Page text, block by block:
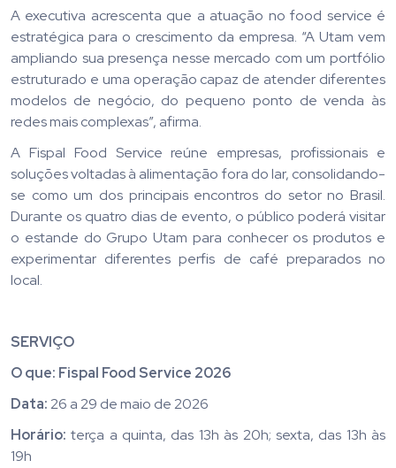
A executiva acrescenta que a atuação no food service é
estratégica para o crescimento da empresa. “A Utam vem
ampliando sua presença nesse mercado com um portfólio
estruturado e uma operação capaz de atender diferentes
modelos de negócio, do pequeno ponto de venda às
redes mais complexas”, afirma.
A Fispal Food Service reúne empresas, profissionais e
soluções voltadas à alimentação fora do lar, consolidando-
se como um dos principais encontros do setor no Brasil.
Durante os quatro dias de evento, o público poderá visitar
o estande do Grupo Utam para conhecer os produtos e
experimentar diferentes perfis de café preparados no
local.
SERVIÇO
O que: Fispal Food Service 2026
Data:26 a 29 de maio de 2026
Horário: terça a quinta, das 13h às 20h; sexta, das 13h às
19h